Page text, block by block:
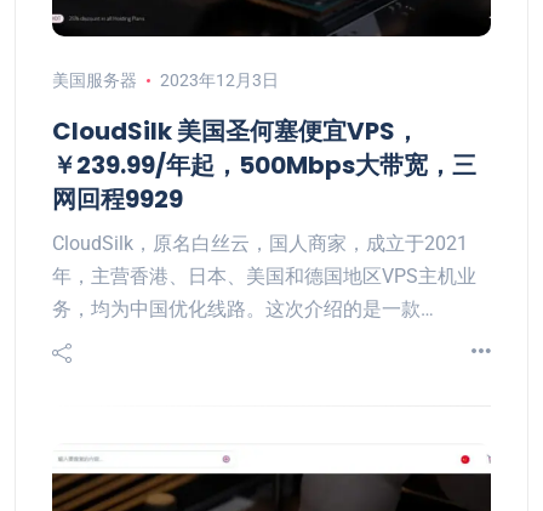
美国服务器 2023年12月3日
CloudSilk 美国圣何塞便宜VPS，
￥239.99/年起，500Mbps大带宽，三
网回程9929
CloudSilk，原名白丝云，国人商家，成立于2021
年，主营香港、日本、美国和德国地区VPS主机业
务，均为中国优化线路。这次介绍的是一款…